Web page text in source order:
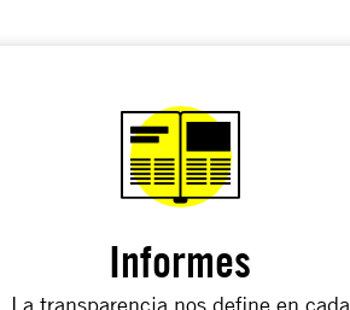
Informes
La transparencia nos deﬁne en cada